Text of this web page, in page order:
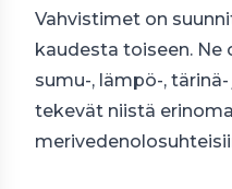
Vahvistimet on
kaudesta toiseen. Ne
sumu-, lämpö-,
tekevät niistä